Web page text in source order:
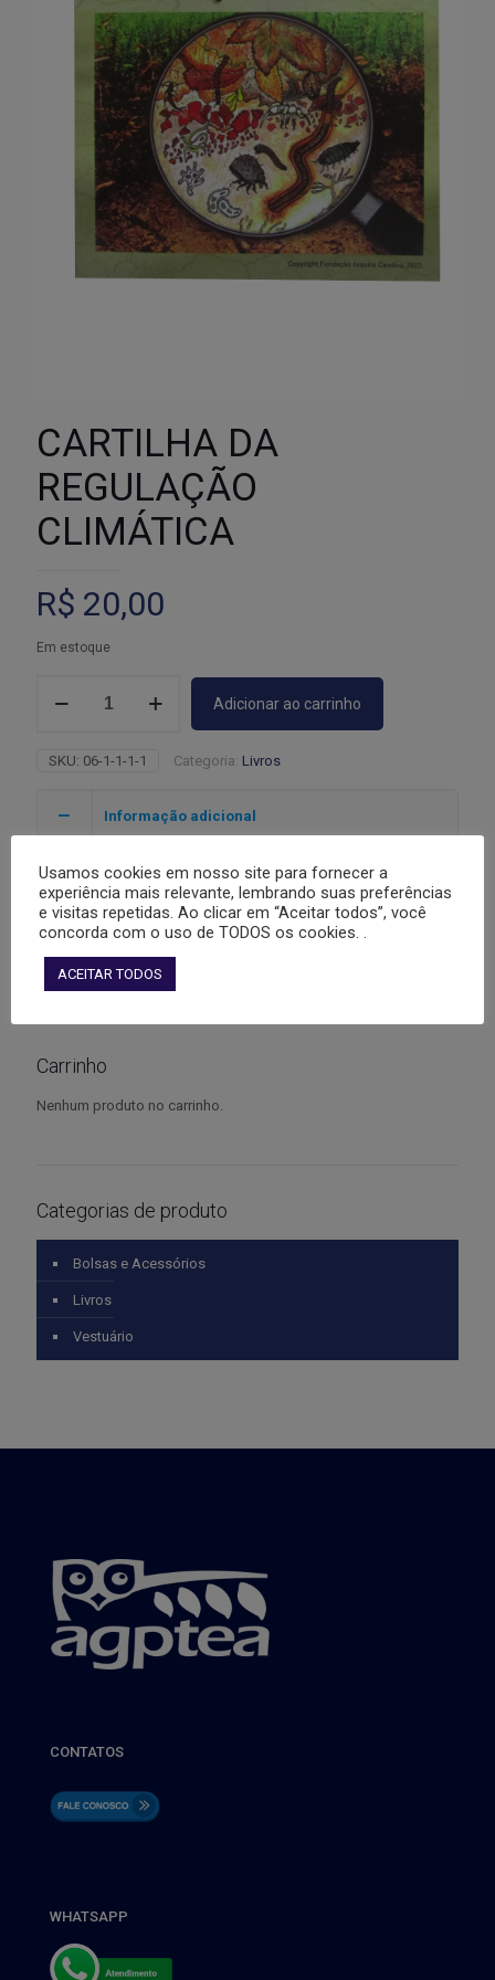
CARTILHA DA
REGULAÇÃO
CLIMÁTICA
R$ 20,00
Em estoque
quantidade
Adicionar ao carrinho
SKU: 06-1-1-1-1 Categoria: Livros
Informação adicional
Peso 0,400 kg
Dimensões 16 × 23 × 5 cm
cor
Carrinho
Nenhum produto no carrinho.
Categorias de produto
Bolsas e Acessórios
Livros
Vestuário
CONTATOS
WHATSAPP
Usamos cookies em nosso site para fornecer a
experiência mais relevante, lembrando suas preferências
e visitas repetidas. Ao clicar em “Aceitar todos”, você
concorda com o uso de TODOS os cookies. .
ACEITAR TODOS